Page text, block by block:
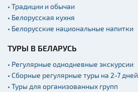
• Традиции и обычаи
• Белорусская кухня
• Белорусские национальные напитки
ТУРЫ В БЕЛАРУСЬ
• Регулярные однодневные экскурсии
• Сборные регулярные туры на 2-7 дней
• Туры для организованных групп